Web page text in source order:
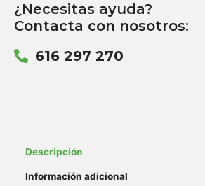
¿Necesitas ayuda?
Contacta con nosotros:
616 297 270
Descripción
Información adicional